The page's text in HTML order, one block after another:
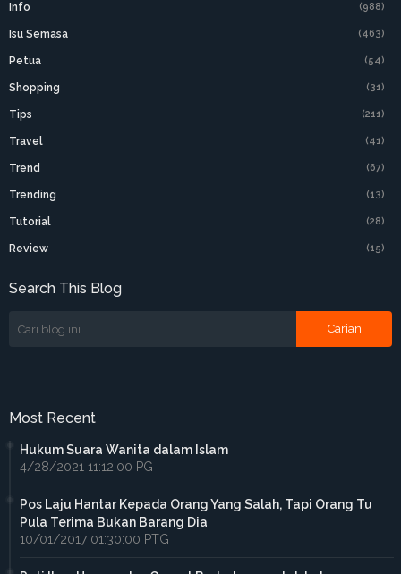
Info (988)
Isu Semasa (463)
Petua (54)
Shopping (31)
Tips (211)
Travel (41)
Trend (67)
Trending (13)
Tutorial (28)
Review (15)
Search This Blog
Most Recent
Hukum Suara Wanita dalam Islam
4/28/2021 11:12:00 PG
Pos Laju Hantar Kepada Orang Yang Salah, Tapi Orang Tu
Pula Terima Bukan Barang Dia
10/01/2017 01:30:00 PTG